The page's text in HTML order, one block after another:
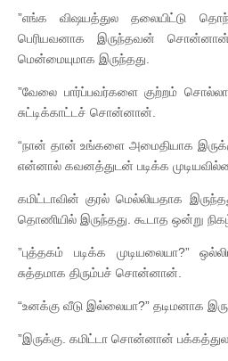
”எங்க விஷயத்துல தலையிட்டு
பெரியவனாக இருந்தவன்
மென்மையுமாக இருந்தது.
”வேலை பார்ப்பவர்களை குற்றம்
சுட்டிக்காட்டச் சொன்னான்.
“நான் தான் உங்களை அமைதியாக
என்னால் கவனத்துடன் படிக்க
கமிட்டாவின் குரல் மெல்லியதாக
தொணியில் இருந்தது. கூடாத ஒன்று
”புத்தகம் படிக்க முடியலையா?”
சுத்தமாக திரும்பச் சொன்னான்.
“உனக்கு வீடு இல்லையா?” தடிமனாக
”இருக்கு. கமிட்டா சொன்னான்